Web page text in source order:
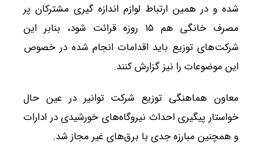
شده و در همین ارتباط لوازم اندازه گیری مشترکان پر
مصرف خانگی هم ۱۵ روزه قرائت شود، بنابر این
شرکت‌های توزیع باید اقدامات انجام شده در خصوص
این موضوعات را نیز گزارش کنند.
معاون هماهنگی توزیع شرکت توانیر در عین حال
خواستار پیگیری احداث نیروگاه‌های خورشیدی در ادارات
و همچنین مبارزه جدی با برق‌های غیر مجاز شد.